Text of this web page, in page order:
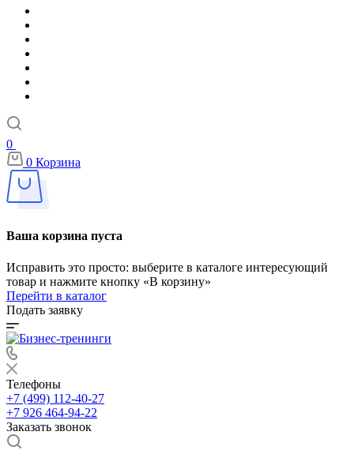
0
0 Корзина
Ваша корзина пуста
Исправить это просто: выберите в каталоге интересующий
товар и нажмите кнопку «В корзину»
Перейти в каталог
Подать заявку
Телефоны
+7 (499) 112-40-27
+7 926 464-94-22
Заказать звонок